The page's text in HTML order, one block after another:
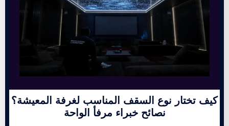
كيف تختار نوع السقف المناسب لغرفة المعيشة؟
نصائح خبراء مرفأ الواحة